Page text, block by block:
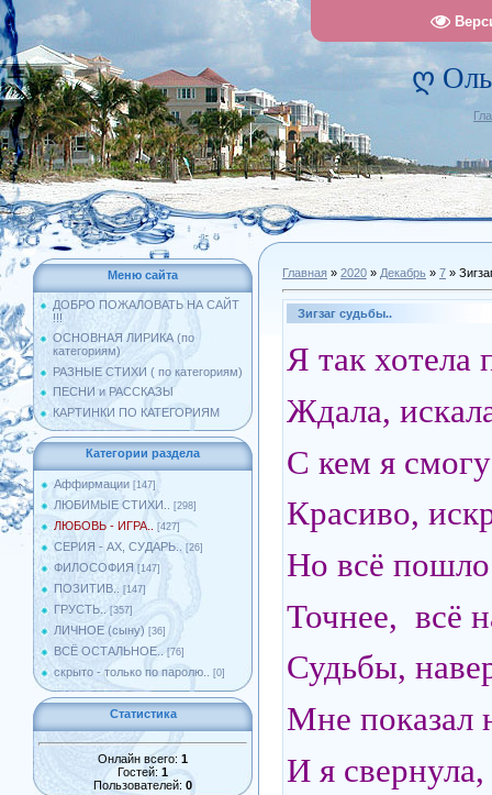
ღ
Меню сайта
ДОБРО ПОЖАЛОВАТЬ НА САЙТ
!!!
ОСНОВНАЯ ЛИРИКА (по
категориям)
РАЗНЫЕ СТИХИ ( по категориям)
ПЕСНИ и РАССКАЗЫ
КАРТИНКИ ПО КАТЕГОРИЯМ
Категории раздела
Аффирмации [147]
ЛЮБИМЫЕ СТИХИ.. [298]
ЛЮБОВЬ - ИГРА.. [427]
СЕРИЯ - АХ, СУДАРЬ.. [26]
ФИЛОСОФИЯ [147]
ПОЗИТИВ.. [147]
ГРУСТЬ.. [357]
ЛИЧНОЕ (сыну) [36]
ВСЁ ОСТАЛЬНОЕ.. [76]
скрыто - только по паролю.. [0]
Статистика
Онлайн всего: 1
Гостей: 1
Пользователей: 0
Главная » 2020 » Декабрь » 7 »
Зигзаг судьбы..
Я так хотела
Ждала,
С кем я
Красиво,
Но всё пошло
Точнее, всё
Судьбы,
Мне показал
И я